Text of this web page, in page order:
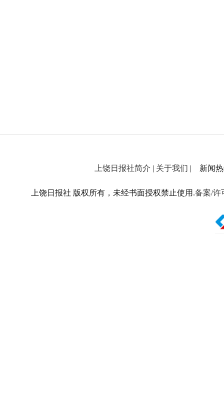
上饶日报社简介 | 关于我们 | 新闻热
上饶日报社 版权所有，未经书面授权禁止使用.备案/许